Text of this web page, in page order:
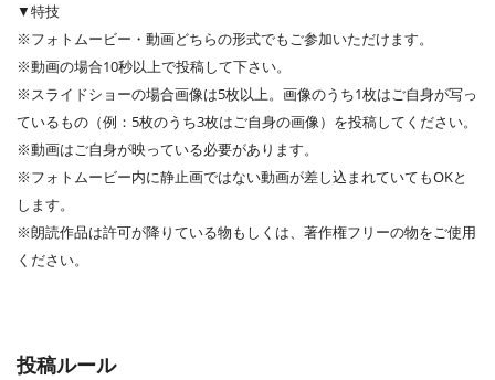
▼特技
※フォトムービー・動画どちらの形式でもご参加いただけます。
※動画の場合10秒以上で投稿して下さい。
※スライドショーの場合画像は5枚以上。画像のうち1枚はご自身が写っ
ているもの（例：5枚のうち3枚はご自身の画像）を投稿してください。
※動画はご自身が映っている必要があります。
※フォトムービー内に静止画ではない動画が差し込まれていてもOKと
します。
※朗読作品は許可が降りている物もしくは、著作権フリーの物をご使用
ください。
投稿ルール